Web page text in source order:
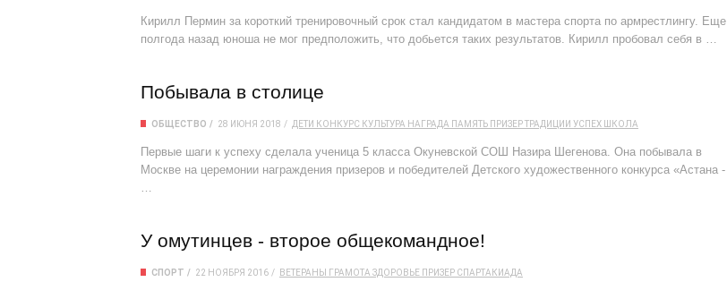
Кирилл Пермин за короткий тренировочный срок стал кандидатом в мастера спорта по армрестлингу. Еще
полгода назад юноша не мог предположить, что добьется таких результатов. Кирилл пробовал себя в …
Побывала в столице
ОБЩЕСТВО 28 ИЮНЯ 2018 ДЕТИ КОНКУРС КУЛЬТУРА НАГРАДА ПАМЯТЬ ПРИЗЕРТРАДИЦИИ УСПЕХ ШКОЛА
Первые шаги к успеху сделала ученица 5 класса Окуневской СОШ Назира Шегенова. Она побывала в
Москве на церемонии награждения призеров и победителей Детского художественного конкурса «Астана -
…
У омутинцев - второе общекомандное!
СПОРТ 22 НОЯБРЯ 2016 ВЕТЕРАНЫ ГРАМОТА ЗДОРОВЬЕ ПРИЗЕР СПАРТАКИАДА